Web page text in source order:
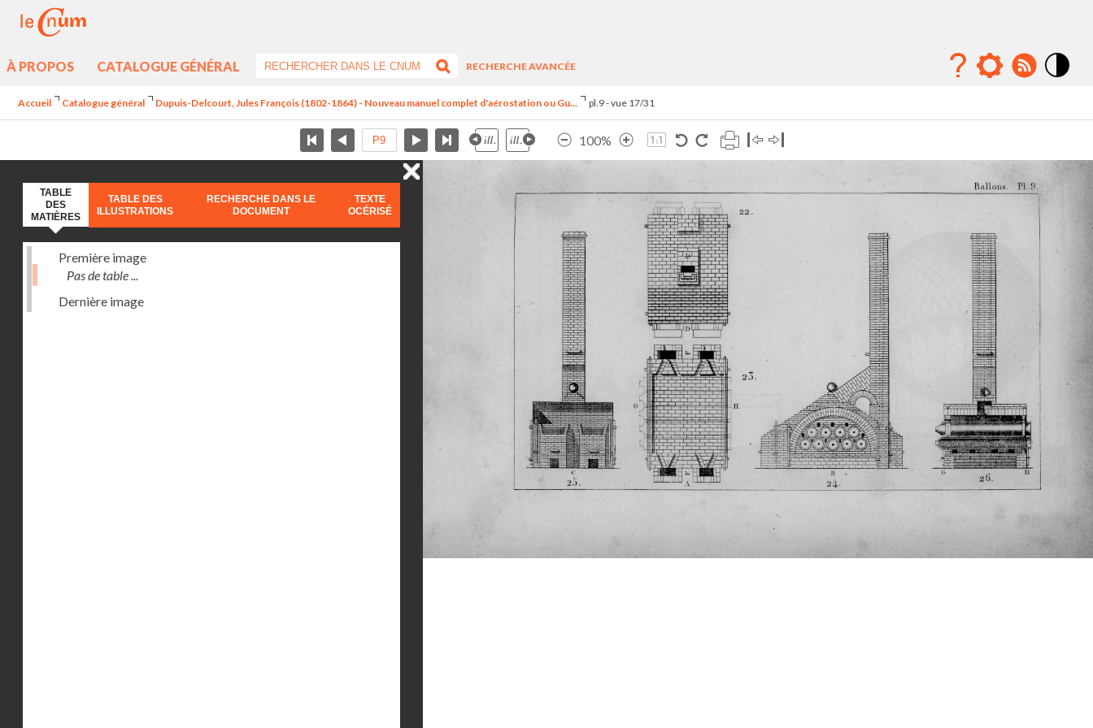
À PROPOS CATALOGUE GÉNÉRAL
RECHERCHE AVANCÉE
Accueil Catalogue général Dupuis-Delcourt, Jules François (1802-1864) - Nouveau manuel complet d'aérostation ou Gu... pl.9 - vue 17/31
100%
TABLE
DES
MATIÈRES
TABLE DES
ILLUSTRATIONS
RECHERCHE DANS LE
DOCUMENT
TEXTE
OCÉRISÉ
Première image
Pas de table ...
Dernière image